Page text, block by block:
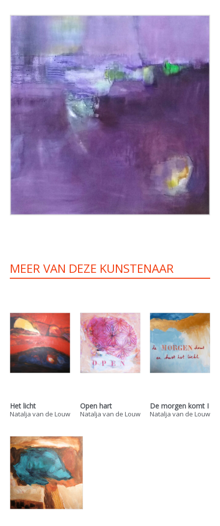
MEER VAN DEZE KUNSTENAAR
Het licht
Natalja van de Louw
Open hart
Natalja van de Louw
De morgen komt I
Natalja van de Louw